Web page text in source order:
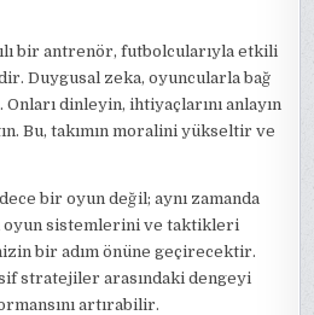
bir antrenör, futbolcularıyla etkili
Duygusal zeka, oyuncularla bağ
dinleyin, ihtiyaçlarını anlayın
Bu, takımın moralini yükseltir ve
bir oyun değil; aynı zamanda
oyun sistemlerini ve taktikleri
bir adım önüne geçirecektir.
stratejiler arasındaki dengeyi
artırabilir.